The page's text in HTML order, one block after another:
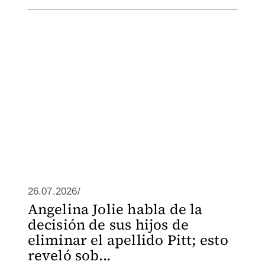
26.07.2026/
Angelina Jolie habla de la
decisión de sus hijos de
eliminar el apellido Pitt; esto
reveló sob...